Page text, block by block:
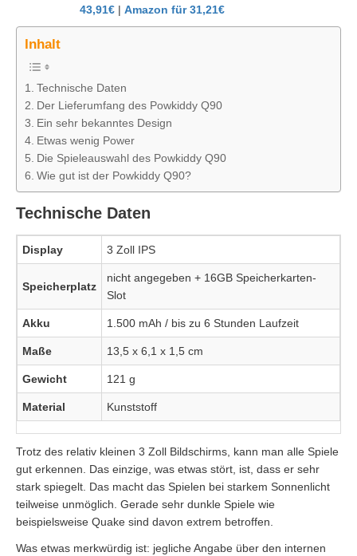
43,91€ | Amazon für 31,21€
Inhalt
Technische Daten
Der Lieferumfang des Powkiddy Q90
Ein sehr bekanntes Design
Etwas wenig Power
Die Spieleauswahl des Powkiddy Q90
Wie gut ist der Powkiddy Q90?
Technische Daten
Display 3 Zoll IPS
Speicherplatz
nicht angegeben + 16GB Speicherkarten-
Slot
Akku 1.500 mAh / bis zu 6 Stunden Laufzeit
Maße 13,5 x 6,1 x 1,5 cm
Gewicht 121 g
Material Kunststoff
Trotz des relativ kleinen 3 Zoll Bildschirms, kann man alle Spiele
gut erkennen. Das einzige, was etwas stört, ist, dass er sehr
stark spiegelt. Das macht das Spielen bei starkem Sonnenlicht
teilweise unmöglich. Gerade sehr dunkle Spiele wie
beispielsweise Quake sind davon extrem betroffen.
Was etwas merkwürdig ist: jegliche Angabe über den internen